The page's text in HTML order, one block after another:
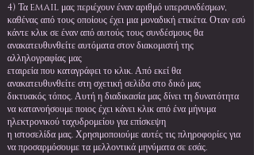
4) Τα email μας περιέχουν έναν αριθμό υπερσυνδέσμων,
καθένας από τους οποίους έχει μια μοναδική ετικέτα. Οταν εσύ
κάντε κλικ σε έναν από αυτούς τους συνδέσμους θα
ανακατευθυνθείτε αυτόματα στον διακομιστή της
αλληλογραφίας μας
εταιρεία που καταγράφει το κλικ. Από εκεί θα
ανακατευθυνθείτε στη σχετική σελίδα στο δικό μας
δικτυακός τόπος. Αυτή η διαδικασία μας δίνει τη δυνατότητα
να κατανοήσουμε ποιος έχει κάνει κλικ από ένα μήνυμα
ηλεκτρονικού ταχυδρομείου για επίσκεψη
η ιστοσελίδα μας. Χρησιμοποιούμε αυτές τις πληροφορίες για
να προσαρμόσουμε τα μελλοντικά μηνύματα σε εσάς.